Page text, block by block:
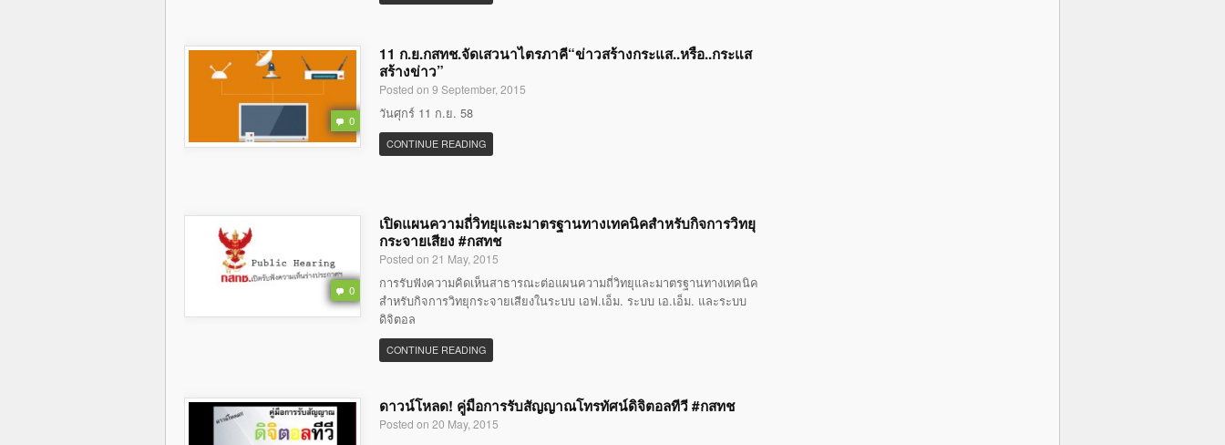
0
11 ก.ย.กสทช.จัดเสวนาไตรภาคี“ข่าวสร้างกระแส..หรือ..กระแส
สร้างข่าว”
Posted on 9 September, 2015
วันศุกร์ 11 ก.ย. 58
CONTINUE READING
0
เปิดแผนความถี่วิทยุและมาตรฐานทางเทคนิคสำหรับกิจการวิทยุ
กระจายเสียง #กสทช
Posted on 21 May, 2015
การรับฟังความคิดเห็นสาธารณะต่อแผนความถี่วิทยุและมาตรฐานทางเทคนิค
สำหรับกิจการวิทยุกระจายเสียงในระบบ เอฟ.เอ็ม. ระบบ เอ.เอ็ม. และระบบ
ดิจิตอล
CONTINUE READING
ดาวน์โหลด! คู่มือการรับสัญญาณโทรทัศน์ดิจิตอลทีวี #กสทช
Posted on 20 May, 2015